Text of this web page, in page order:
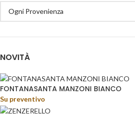
NOVITÀ
FONTANASANTA MANZONI BIANCO
Su preventivo